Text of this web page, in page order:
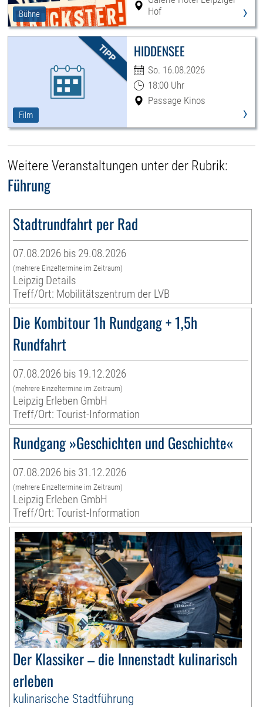
Bühne
Hof
›
Film
HIDDENSEE
So. 16.08.2026
18:00 Uhr
Passage Kinos
›
Weitere Veranstaltungen unter der Rubrik:
Führung
Stadtrundfahrt per Rad
07.08.2026 bis 29.08.2026
(mehrere Einzeltermine im Zeitraum)
Leipzig Details
Treff/Ort: Mobilitätszentrum der LVB
Die Kombitour 1h Rundgang + 1,5h
Rundfahrt
07.08.2026 bis 19.12.2026
(mehrere Einzeltermine im Zeitraum)
Leipzig Erleben GmbH
Treff/Ort: Tourist-Information
Rundgang »Geschichten und Geschichte«
07.08.2026 bis 31.12.2026
(mehrere Einzeltermine im Zeitraum)
Leipzig Erleben GmbH
Treff/Ort: Tourist-Information
Der Klassiker – die Innenstadt kulinarisch
erleben
kulinarische Stadtführung